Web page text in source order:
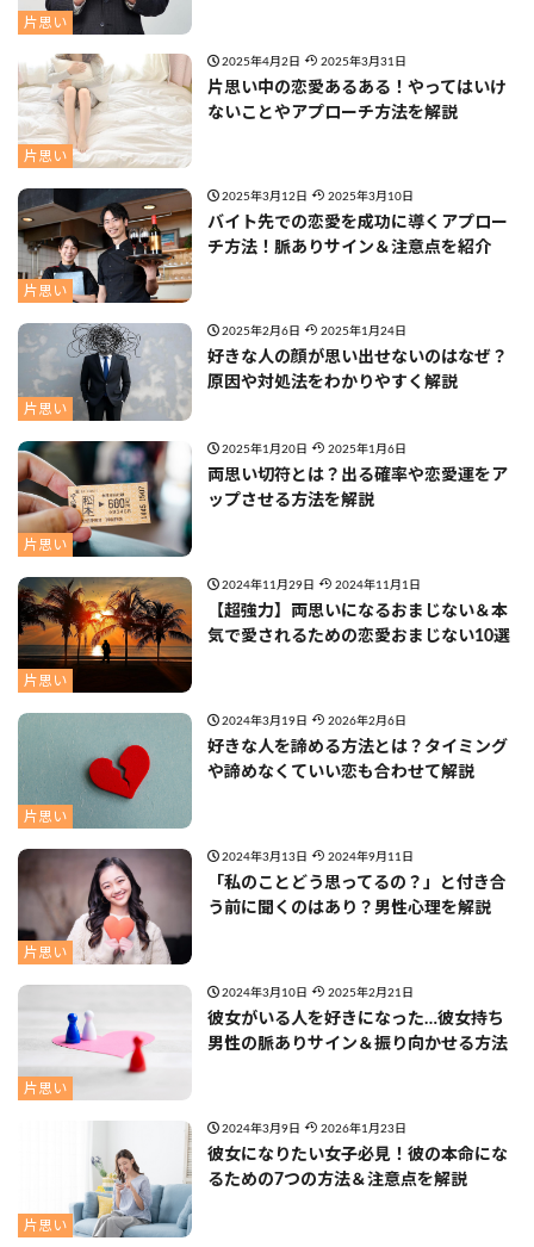
片思い
片思い
2025年4月2日 2025年3月31日
片思い中の恋愛あるある！やってはいけ
ないことやアプローチ方法を解説
片思い
2025年3月12日 2025年3月10日
バイト先での恋愛を成功に導くアプロー
チ方法！脈ありサイン＆注意点を紹介
片思い
2025年2月6日 2025年1月24日
好きな人の顔が思い出せないのはなぜ？
原因や対処法をわかりやすく解説
片思い
2025年1月20日 2025年1月6日
両思い切符とは？出る確率や恋愛運をア
ップさせる方法を解説
片思い
2024年11月29日 2024年11月1日
【超強力】両思いになるおまじない＆本
気で愛されるための恋愛おまじない10選
片思い
2024年3月19日 2026年2月6日
好きな人を諦める方法とは？タイミング
や諦めなくていい恋も合わせて解説
片思い
2024年3月13日 2024年9月11日
「私のことどう思ってるの？」と付き合
う前に聞くのはあり？男性心理を解説
片思い
2024年3月10日 2025年2月21日
彼女がいる人を好きになった…彼女持ち
男性の脈ありサイン＆振り向かせる方法
片思い
2024年3月9日 2026年1月23日
彼女になりたい女子必見！彼の本命にな
るための7つの方法＆注意点を解説